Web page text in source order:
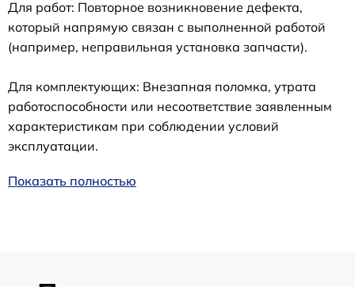
Для работ: Повторное возникновение дефекта,
который напрямую связан с выполненной работой
(например, неправильная установка запчасти).
Для комплектующих: Внезапная поломка, утрата
работоспособности или несоответствие заявленным
характеристикам при соблюдении условий
эксплуатации.
Показать полностью